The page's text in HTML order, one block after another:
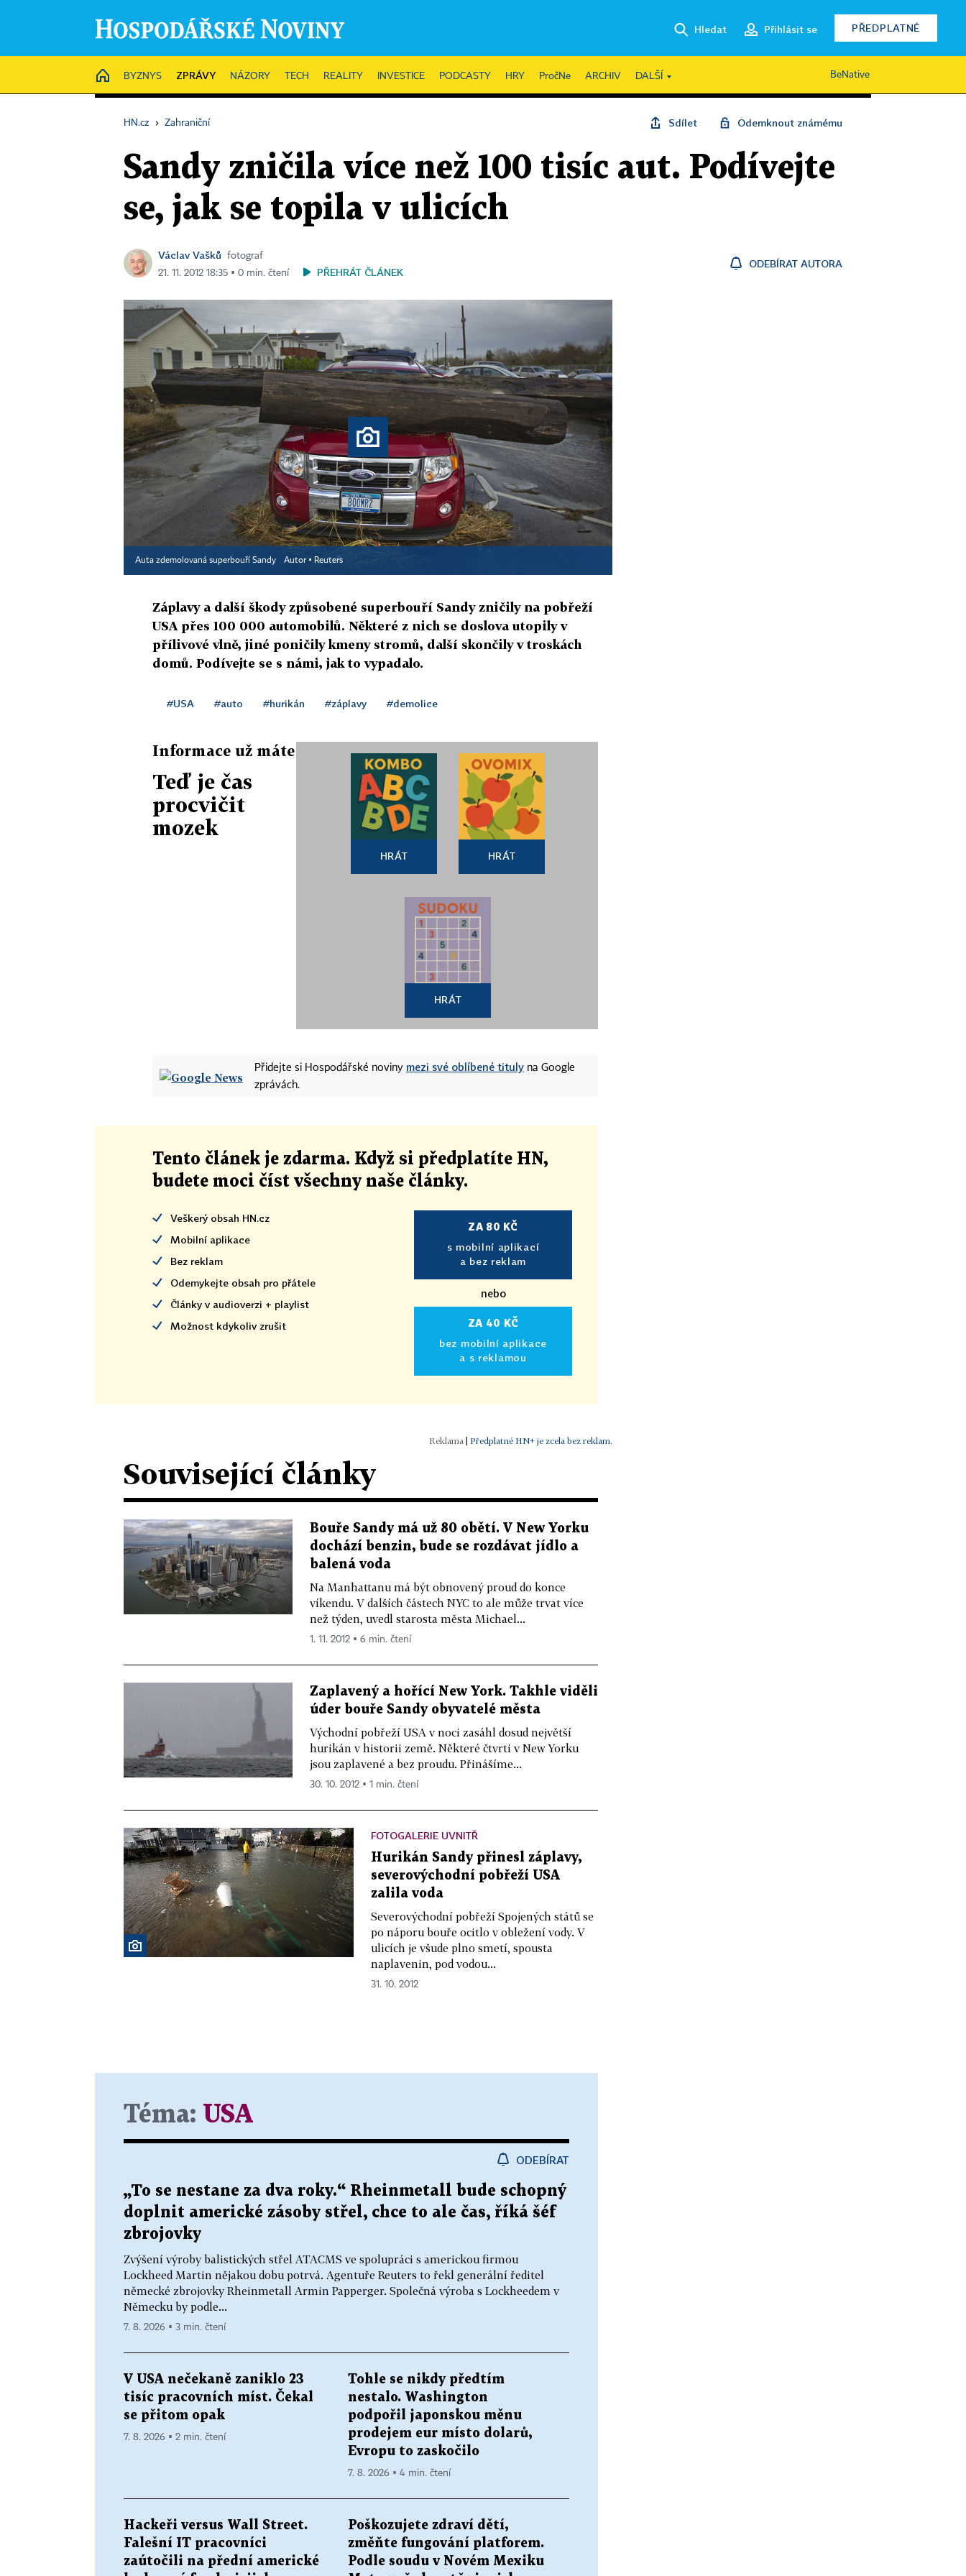
Hledat Přihlásit se PŘEDPLATNÉ
HOME
BYZNYS ZPRÁVY NÁZORY TECH REALITY INVESTICE PODCASTY HRY PročNe ARCHIV DALŠÍ BeNative
HN.cz › Zahraniční Sdílet Odemknout známému
Sandy zničila více než 100 tisíc aut. Podívejte
se, jak se topila v ulicích
Václav Vašků
fotograf
21. 11. 2012 18:35 ▪ 0 min. čtení
PŘEHRÁT ČLÁNEK
ODEBÍRAT AUTORA
Auta zdemolovaná superbouří Sandy Autor ▪ Reuters
Záplavy a další škody způsobené superbouří Sandy zničily na pobřeží
USA přes 100 000 automobilů. Některé z nich se doslova utopily v
přílivové vlně, jiné poničily kmeny stromů, další skončily v troskách
domů. Podívejte se s námi, jak to vypadalo.
#USA #auto #hurikán #záplavy #demolice
Informace už máte
Teď je čas
procvičit
mozek
HRÁT HRÁT
HRÁT
Přidejte si Hospodářské noviny mezi své oblíbené tituly na Google
zprávách.
Tento článek je zdarma. Když si předplatíte HN,
budete moci číst všechny naše články.
Veškerý obsah HN.cz
Mobilní aplikace
Bez reklam
Odemykejte obsah pro přátele
Články v audioverzi + playlist
Možnost kdykoliv zrušit
ZA 80 KČ
s mobilní aplikací
a bez reklam
nebo
ZA 40 KČ
bez mobilní aplikace
a s reklamou
| Předplatné HN+ je zcela bez reklam.
Související články
Bouře Sandy má už 80 obětí. V New Yorku
dochází benzin, bude se rozdávat jídlo a
balená voda
Na Manhattanu má být obnovený proud do konce
víkendu. V dalších částech NYC to ale může trvat více
než týden, uvedl starosta města Michael...
1. 11. 2012 ▪ 6 min. čtení
Zaplavený a hořící New York. Takhle viděli
úder bouře Sandy obyvatelé města
Východní pobřeží USA v noci zasáhl dosud největší
hurikán v historii země. Některé čtvrti v New Yorku
jsou zaplavené a bez proudu. Přinášíme...
30. 10. 2012 ▪ 1 min. čtení
FOTOGALERIE UVNITŘ
Hurikán Sandy přinesl záplavy,
severovýchodní pobřeží USA
zalila voda
Severovýchodní pobřeží Spojených států se
po náporu bouře ocitlo v obležení vody. V
ulicích je všude plno smetí, spousta
naplavenin, pod vodou...
31. 10. 2012
Téma: USA
ODEBÍRAT
„To se nestane za dva roky.“ Rheinmetall bude schopný
doplnit americké zásoby střel, chce to ale čas, říká šéf
zbrojovky
Zvýšení výroby balistických střel ATACMS ve spolupráci s americkou firmou
Lockheed Martin nějakou dobu potrvá. Agentuře Reuters to řekl generální ředitel
německé zbrojovky Rheinmetall Armin Papperger. Společná výroba s Lockheedem v
Německu by podle...
7. 8. 2026 ▪ 3 min. čtení
V USA nečekaně zaniklo 23
tisíc pracovních míst. Čekal
se přitom opak
7. 8. 2026 ▪ 2 min. čtení
Tohle se nikdy předtím
nestalo. Washington
podpořil japonskou měnu
prodejem eur místo dolarů,
Evropu to zaskočilo
7. 8. 2026 ▪ 4 min. čtení
Hackeři versus Wall Street.
Falešní IT pracovníci
zaútočili na přední americké
Poškozujete zdraví dětí,
změňte fungování platforem.
Podle soudu v Novém Mexiku